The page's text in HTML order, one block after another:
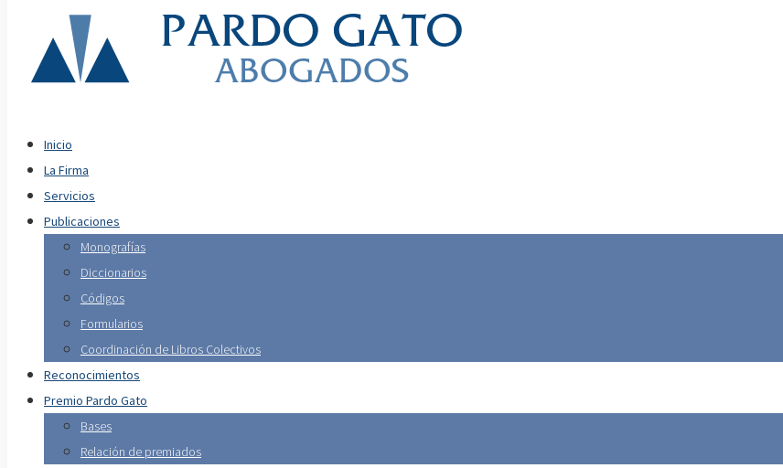
Inicio
La Firma
Servicios
Publicaciones
Monografías
Diccionarios
Códigos
Formularios
Coordinación de Libros Colectivos
Reconocimientos
Premio Pardo Gato
Bases
Relación de premiados